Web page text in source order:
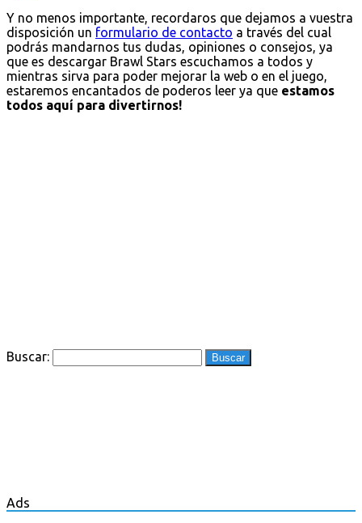
Y no menos importante, recordaros que dejamos a vuestra
disposición un formulario de contacto a través del cual
podrás mandarnos tus dudas, opiniones o consejos, ya
que es descargar Brawl Stars escuchamos a todos y
mientras sirva para poder mejorar la web o en el juego,
estaremos encantados de poderos leer ya que estamos
todos aquí para divertirnos!
Buscar:
Ads